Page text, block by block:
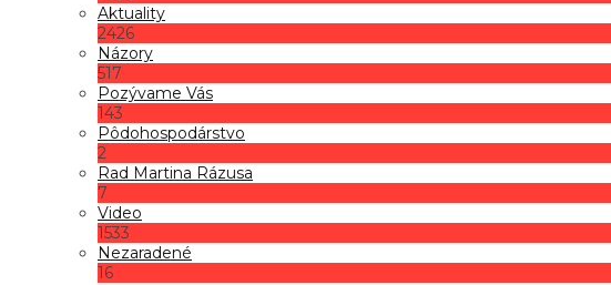
Aktuality
2426
Názory
517
Pozývame Vás
143
Pôdohospodárstvo
2
Rad Martina Rázusa
7
Video
1533
Nezaradené
16